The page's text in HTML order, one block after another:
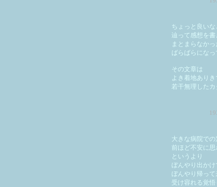
ちょっと良い
辿って感想を
まとまらなかっ
ばらばらにな
その文章は
よき着地ありき
若干無理した
大きな病院で
前ほど不安に
というより
ぼんやり出かけ
ぼんやり帰って
受け容れる覚